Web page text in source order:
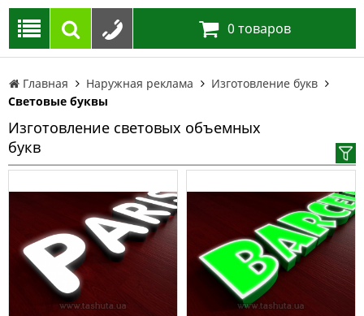
0 товаров
Главная Наружная реклама
Изготовление букв
Световые буквы
Изготовление световых объемных
букв